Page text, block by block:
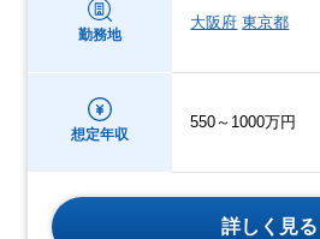
勤務地
大阪府 東京都
想定年収
550～1000万円
詳しく見る